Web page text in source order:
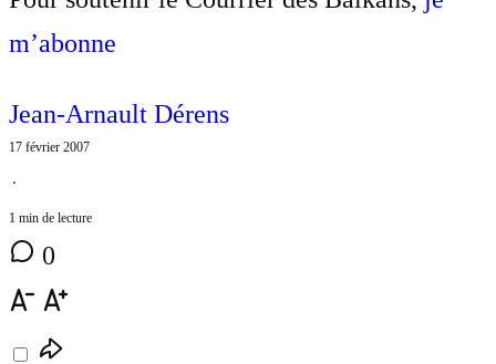
m’abonne
Jean-Arnault Dérens
17 février 2007
⋅
1 min de lecture
0